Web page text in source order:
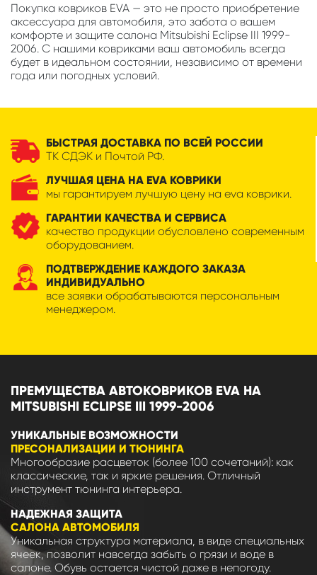
Покупка ковриков EVA — это не просто приобретение
аксессуара для автомобиля, это забота о вашем
комфорте и защите салона Mitsubishi Eclipse III 1999-
2006. С нашими ковриками ваш автомобиль всегда
будет в идеальном состоянии, независимо от времени
года или погодных условий.
БЫСТРАЯ ДОСТАВКА ПО ВСЕЙ РОССИИ
ТК СДЭК и Почтой РФ.
ЛУЧШАЯ ЦЕНА НА EVA КОВРИКИ
мы гарантируем лучшую цену на eva коврики.
ГАРАНТИИ КАЧЕСТВА И СЕРВИСА
качество продукции обусловлено современным
оборудованием.
ПОДТВЕРЖДЕНИЕ КАЖДОГО ЗАКАЗА
ИНДИВИДУАЛЬНО
все заявки обрабатываются персональным
менеджером.
ПРЕМУЩЕСТВА АВТОКОВРИКОВ EVA НА
MITSUBISHI ECLIPSE III 1999-2006
УНИКАЛЬНЫЕ ВОЗМОЖНОСТИ
ПРЕСОНАЛИЗАЦИИ И ТЮНИНГА
Многообразие расцветок (более 100 сочетаний): как
классические, так и яркие решения. Отличный
инструмент тюнинга интерьера.
НАДЕЖНАЯ ЗАЩИТА
САЛОНА АВТОМОБИЛЯ
Уникальная структура материала, в виде специальных
ячеек, позволит навсегда забыть о грязи и воде в
салоне. Обувь остается чистой даже в непогоду.